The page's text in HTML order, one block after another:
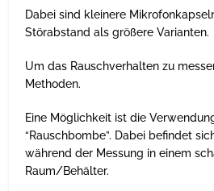
Dabei sind kleinere
Störabstand als größere Varianten.
Um das Rauschverhalten zu
Methoden.
Eine Möglichkeit ist die
“Rauschbombe”. Dabei befindet
während der Messung in einem
Raum/Behälter.